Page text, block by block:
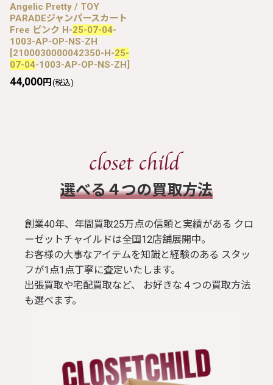
Angelic Pretty / TOY
PARADEジャンパースカート
Free ピンク H-25-07-04-
1003-AP-OP-NS-ZH
[2100030000042350-H-25-
07-04-1003-AP-OP-NS-ZH]
44,000円 (税込)
​選べる４つの買取方法
創業40年、年間買取25万点の信頼と実績がある クロ
ーゼットチャイルドは全国12店舗展開中。
お客様の大事なアイテムを知識と経験のある スタッ
フが1点1点丁寧に査定いたします。
出張買取や宅配買取など、 お好きな４つの買取方法
も選べます。